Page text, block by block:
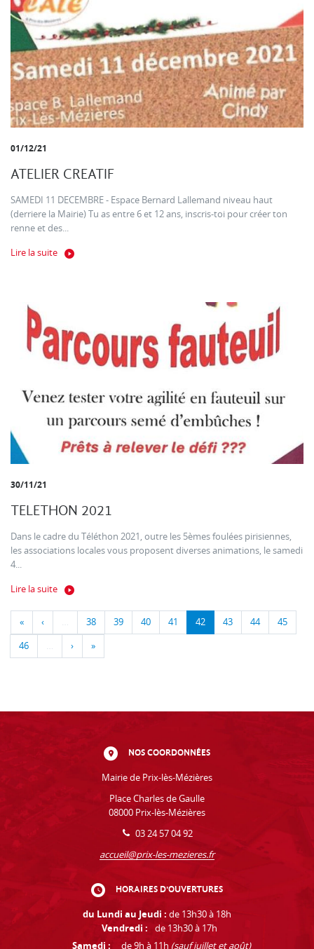
01/12/21
ATELIER CREATIF
SAMEDI 11 DECEMBRE - Espace Bernard Lallemand niveau haut
(derriere la Mairie) Tu as entre 6 et 12 ans, inscris-toi pour créer ton
renne et des...
Lire la suite
30/11/21
TELETHON 2021
Dans le cadre du Téléthon 2021, outre les 5èmes foulées pirisiennes,
les associations locales vous proposent diverses animations, le samedi
4...
Lire la suite
« ‹ … 38 39 40 41 42 43 44 45
46 … › »
NOS COORDONNÉES
Mairie de Prix-lès-Mézières
Place Charles de Gaulle
08000 Prix-lès-Mézières
03 24 57 04 92
accueil@prix-les-mezieres.fr
HORAIRES D'OUVERTURES
du Lundi au Jeudi : de 13h30 à 18h
Vendredi :
de 13h30 à 17h
Samedi :
de 9h à 11h (sauf juillet et août)